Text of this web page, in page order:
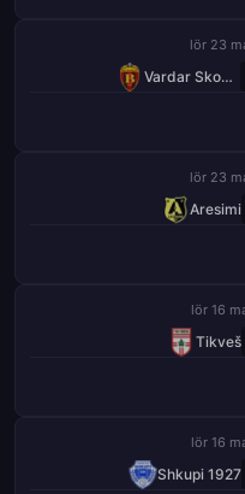
lör 23
Vardar Skopje
lör 23
Aresimi
lör 16
Tikveš
lör 16
Shkupi 1927